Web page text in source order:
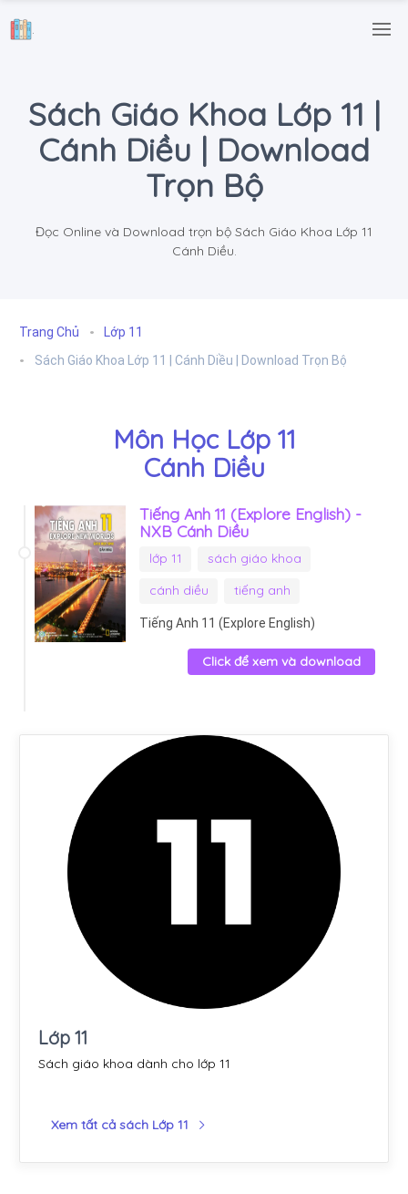
.
Sách Giáo Khoa Lớp 11 |
Cánh Diều | Download
Trọn Bộ
Đọc Online và Download trọn bộ Sách Giáo Khoa Lớp 11
Cánh Diều.
Trang Chủ
Lớp 11
Sách Giáo Khoa Lớp 11 | Cánh Diều | Download Trọn Bộ
Môn Học Lớp 11
Cánh Diều
Tiếng Anh 11 (Explore English) -
NXB Cánh Diều
lớp 11
sách giáo khoa
cánh diều
tiếng anh
Tiếng Anh 11 (Explore English)
Click để xem và download
Lớp 11
Sách giáo khoa dành cho lớp 11
Xem tất cả sách Lớp 11